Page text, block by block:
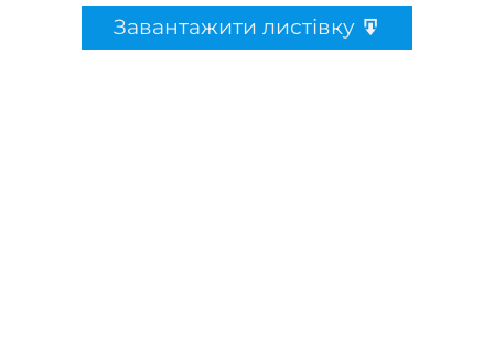
Завантажити листівку